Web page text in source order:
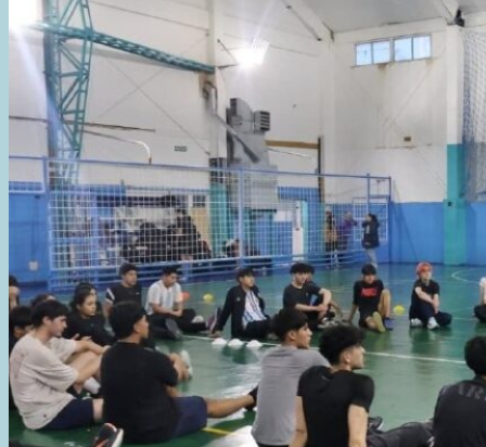
FORTALECEN
EL
TRABAJO
CONJUNTO
SALUD
MENTAL